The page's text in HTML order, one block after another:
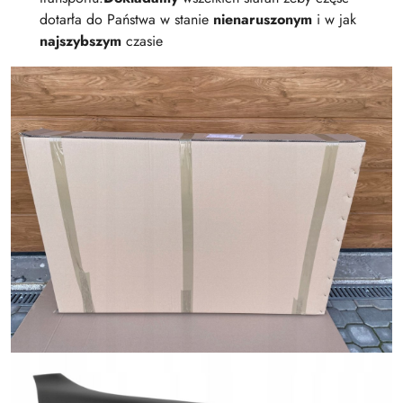
dotarła do Państwa w stanie nienaruszonym i w jak
najszybszym czasie